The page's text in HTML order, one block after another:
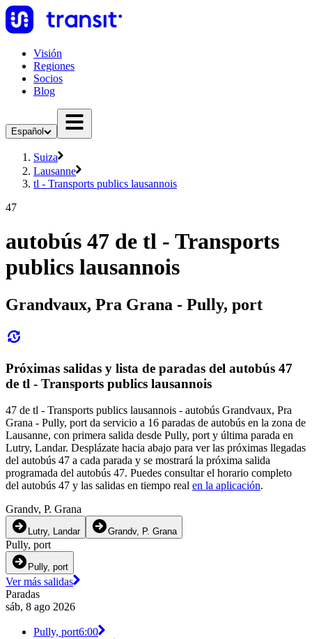
Visión
Regiones
Socios
Blog
Español
Suiza
Lausanne
tl - Transports publics lausannois
47
autobús 47 de tl - Transports
publics lausannois
Grandvaux, Pra Grana - Pully, port
Próximas salidas y lista de paradas del autobús 47
de tl - Transports publics lausannois
47 de tl - Transports publics lausannois - autobús Grandvaux, Pra
Grana - Pully, port da servicio a 16 paradas de autobús en la zona de
Lausanne, con primera salida desde Pully, port y última parada en
Lutry, Landar. Desplázate hacia abajo para ver las próximas llegadas
del autobús 47 a cada parada y se mostrará la próxima salida
programada del autobús 47. Puedes consultar el horario completo
del autobús 47 y las salidas en tiempo real en la aplicación.
Grandv, P. Grana
Lutry, Landar Grandv, P. Grana
Pully, port
Pully, port
Ver más salidas
Paradas
sáb, 8 ago 2026
Pully, port6:00